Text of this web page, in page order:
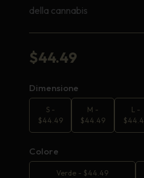
della cannabis
$44.49
Dimensione
S -
$44.49
M -
$44.49
L -
$
Colore
Verde - $44.49